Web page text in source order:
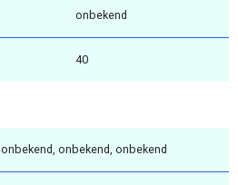
onbekend
40
onbekend, onbekend, onbekend